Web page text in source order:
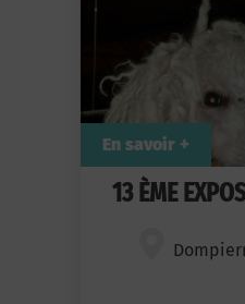
13 ÈME
En savoir +